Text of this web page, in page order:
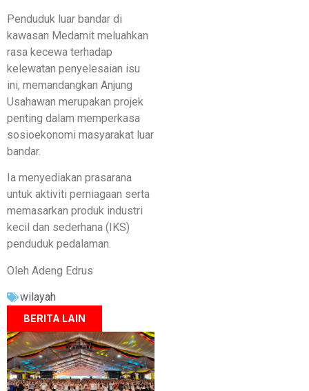
Penduduk luar bandar di
kawasan Medamit meluahkan
rasa kecewa terhadap
kelewatan penyelesaian isu
ini, memandangkan Anjung
Usahawan merupakan projek
penting dalam memperkasa
sosioekonomi masyarakat luar
bandar.
Ia menyediakan prasarana
untuk aktiviti perniagaan serta
memasarkan produk industri
kecil dan sederhana (IKS)
penduduk pedalaman.
Oleh Adeng Edrus
wilayah
BERITA LAIN